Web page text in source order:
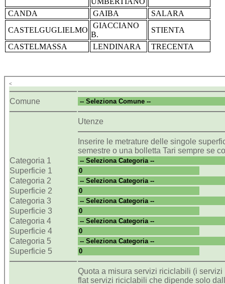
CANDA
GAIBA
SALARA
CASTELGUGLIELMO
GIACCIANO
B.
STIENTA
CASTELMASSA
LENDINARA TRECENTA